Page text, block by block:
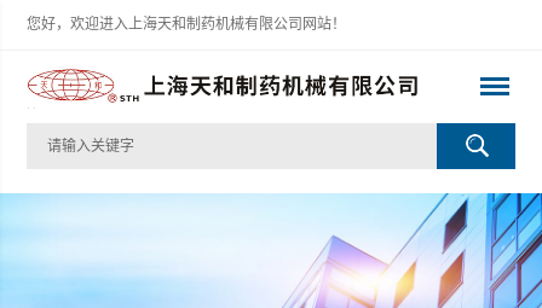
您好，欢迎进入上海天和制药机械有限公司网站！